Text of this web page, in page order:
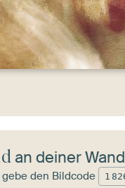
an deiner
den Bildcode 1